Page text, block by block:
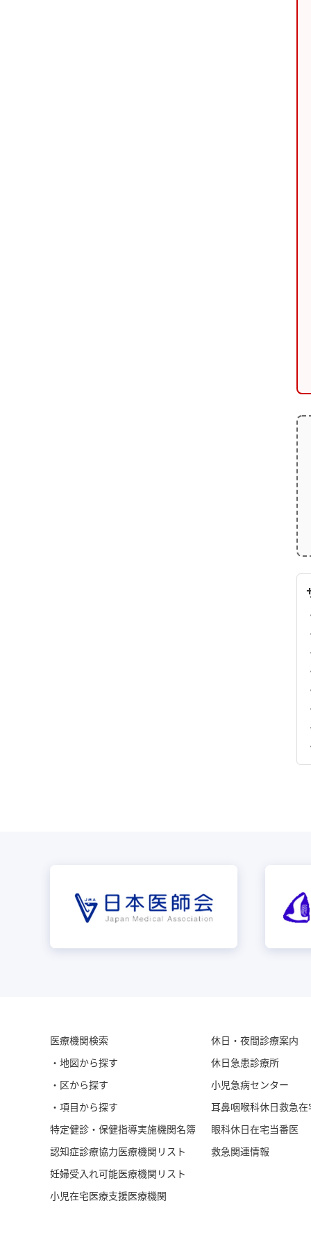
医療機関検索
・地図から探す
・区から探す
・項目から探す
特定健診・保健指導実施機関名簿
認知症診療協力医療機関リスト
妊婦受入れ可能医療機関リスト
小児在宅医療支援医療機関
休日・夜間診療案内
休日急患診療所
小児急病センター
耳鼻咽喉科休日救急在
眼科休日在宅当番医
救急関連情報